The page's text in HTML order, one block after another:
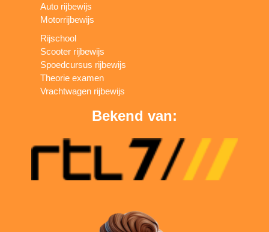
Auto rijbewijs
Motorrijbewijs
Rijschool
Scooter rijbewijs
Spoedcursus rijbewijs
Theorie examen
Vrachtwagen rijbewijs
Bekend van: